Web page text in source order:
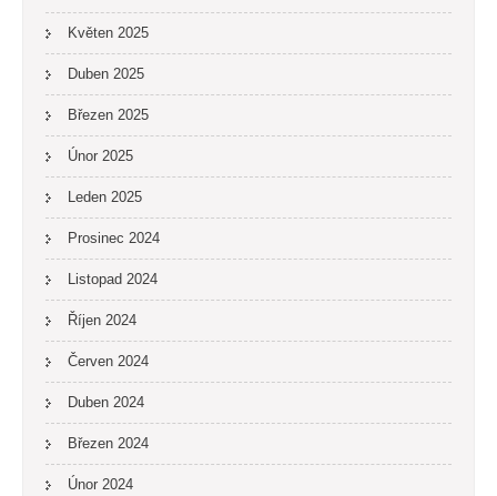
Květen 2025
Duben 2025
Březen 2025
Únor 2025
Leden 2025
Prosinec 2024
Listopad 2024
Říjen 2024
Červen 2024
Duben 2024
Březen 2024
Únor 2024